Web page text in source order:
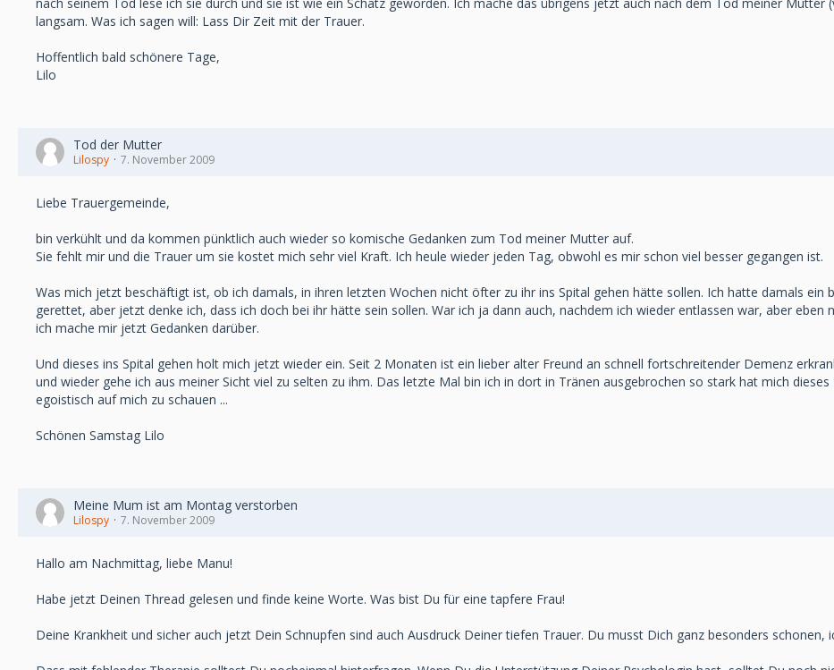
langsam. Was ich sagen will: Lass Dir Zeit mit der Trauer.
Hoffentlich bald schönere Tage,
Lilo
Tod der Mutter
Lilospy 7. November 2009
Liebe Trauergemeinde,
bin verkühlt und da kommen pünktlich auch wieder so komische Gedanken zum Tod meiner Mutter auf.
Sie fehlt mir und die Trauer um sie kostet mich sehr viel Kraft. Ich heule wieder jeden Tag, obwohl es mir schon viel besser gegangen ist.
Was mich jetzt beschäftigt ist, ob ich damals, in ihren letzten Wochen nicht öfter zu ihr ins Spital gehen hätte sollen. Ich hatte damals ein
gerettet, aber jetzt denke ich, dass ich doch bei ihr hätte sein sollen. War ich ja dann auch, nachdem ich wieder entlassen war, aber
ich mache mir jetzt Gedanken darüber.
Und dieses ins Spital gehen holt mich jetzt wieder ein. Seit 2 Monaten ist ein lieber alter Freund an schnell fortschreitender Demenz
und wieder gehe ich aus meiner Sicht viel zu selten zu ihm. Das letzte Mal bin ich in dort in Tränen ausgebrochen so stark hat mich
egoistisch auf mich zu schauen ...
Schönen Samstag Lilo
Meine Mum ist am Montag verstorben
Lilospy 7. November 2009
Hallo am Nachmittag, liebe Manu!
Habe jetzt Deinen Thread gelesen und finde keine Worte. Was bist Du für eine tapfere Frau!
Deine Krankheit und sicher auch jetzt Dein Schnupfen sind auch Ausdruck Deiner tiefen Trauer. Du musst Dich ganz besonders schonen,